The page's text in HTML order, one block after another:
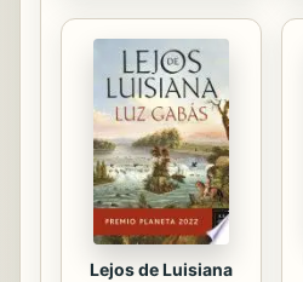
Lejos de Luisiana